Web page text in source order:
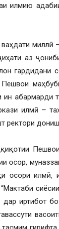
илмию
ваҳдати миллӣ
аз
гардидани
абармарди
илмӣ –
ректори
Пешвои
осор,
осори илмӣ,
иртибот